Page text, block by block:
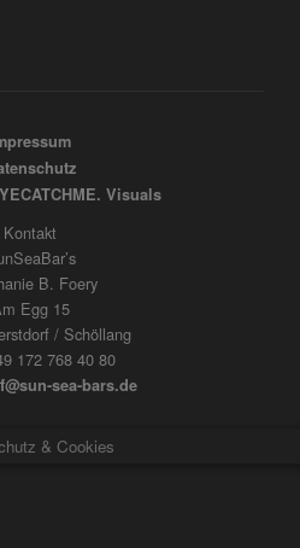
Visuals
Kontakt
B. Foery
Egg 15
/ Schöllang
172 768 40 80
sea-bars.de
& Cookies